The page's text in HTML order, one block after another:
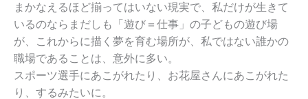
まかなえるほど揃ってはいない現実で、私だけが生きて
いるのならまだしも「遊び＝仕事」の子どもの遊び場
が、これからに描く夢を育む場所が、私ではない誰かの
職場であることは、意外に多い。
スポーツ選手にあこがれたり、お花屋さんにあこがれた
り、するみたいに。